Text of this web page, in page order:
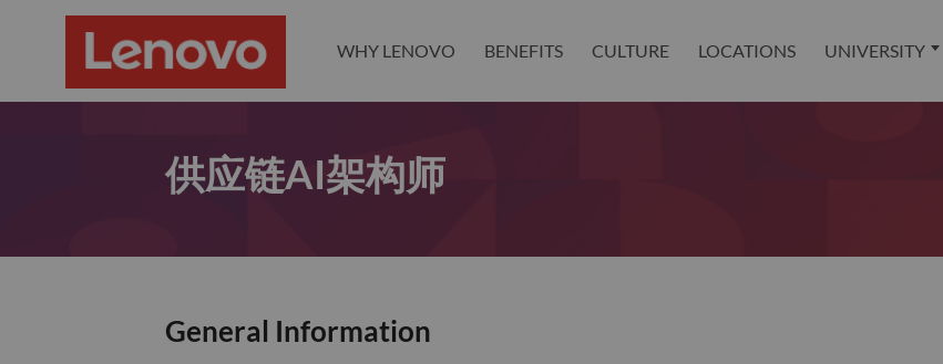
WHY LENOVO BENEFITS CULTURE LOCATIONS UNIVERSITY
供应链AI架构师
General Information